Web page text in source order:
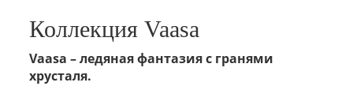
Коллекция Vaasa
Vaasa – ледяная фантазия с гранями
хрусталя.